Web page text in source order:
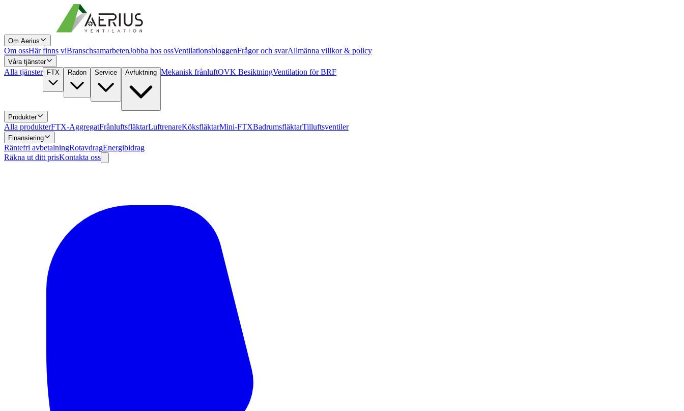
Om Aerius
Om ossHär finns viBranschsamarbetenJobba hos ossVentilationsbloggenFrågor och svarAllmänna villkor & policy
Våra tjänster
Alla tjänster FTX Radon Service Avfuktning Mekanisk frånluftOVK BesiktningVentilation för BRF
Produkter
Alla produkterFTX-AggregatFrånluftsfläktarLuftrenareKöksfläktarMini-FTXBadrumsfläktarTilluftsventiler
Finansiering
Räntefri avbetalningRotavdragEnergibidrag
Räkna ut ditt prisKontakta oss